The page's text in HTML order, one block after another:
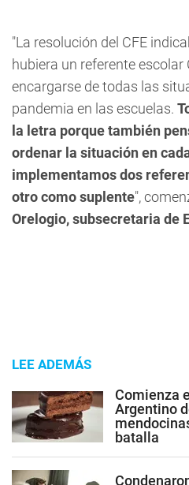
"La resolución del CFE
hubiera un referente escolar
encargarse de todas las
pandemia en las escuelas.
la letra porque también
ordenar la situación en
implementamos dos
otro como suplente",
Orelogio, subsecretaria de
LEE ADEMÁS
Comienza
Argentino
batalla